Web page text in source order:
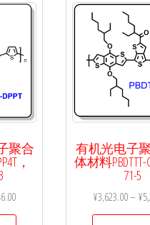
T-
数
聚合
，
本
有机光电子
体材料PBDTTT-
71-5
¥3,623.00– ¥